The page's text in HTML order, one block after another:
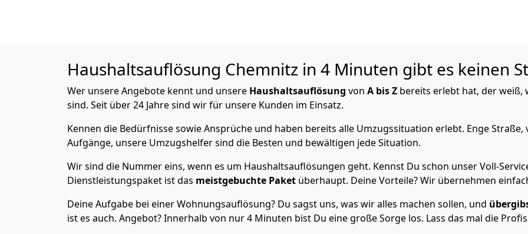
Haushaltsauflösung Chemnitz in 4 Minuten gibt es keinen
Wer unsere Angebote kennt und unsere Haushaltsauflösung von A bis Z bereits erlebt hat, der weiß,
sind. Seit über 24 Jahre sind wir für unsere Kunden im Einsatz.
Kennen die Bedürfnisse sowie Ansprüche und haben bereits alle Umzugssituation erlebt. Enge
Aufgänge, unsere Umzugshelfer sind die Besten und bewältigen jede Situation.
Wir sind die Nummer eins, wenn es um Haushaltsauflösungen geht. Kennst Du schon unser Voll-
Dienstleistungspaket ist das meistgebuchte Paket überhaupt. Deine Vorteile? Wir übernehmen
Deine Aufgabe bei einer Wohnungsauflösung? Du sagst uns, was wir alles machen sollen, und
ist es auch. Angebot? Innerhalb von nur 4 Minuten bist Du eine große Sorge los. Lass das mal die